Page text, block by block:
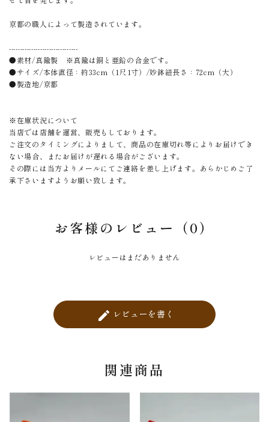
京都の職人によって製造されています。
-------------------------------
●素材/真鍮製 ※真鍮は銅と亜鉛の合金です。
●サイズ/本体直径：約33cm（1尺1寸）/妙鉢紐長さ：72cm（大）
●製造地/京都
※在庫状況について
当店では店舗を運営、販売もしております。
ご注文のタイミングによりまして、商品の在庫切れ等によりお届けでき
ない場合、またお届けが遅れる場合がございます。
その際には当方よりメールにてご連絡を差し上げます。あらかじめご了
承下さいますようお願い致します。
お客様のレビュー（0）
レビューはまだありません
create レビューを書く
関連商品